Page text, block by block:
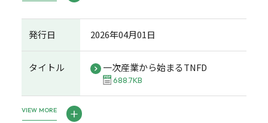
発行日 2026年04月01日
タイトル 一次産業から始まるTNFD
688.7KB
VIEW MORE